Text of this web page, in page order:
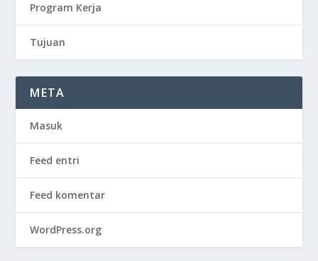
Program Kerja
Tujuan
META
Masuk
Feed entri
Feed komentar
WordPress.org